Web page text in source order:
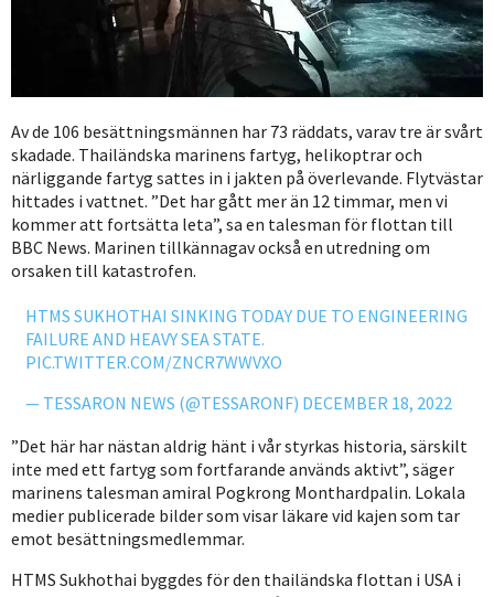
Av de 106 besättningsmännen har 73 räddats, varav tre är svårt
skadade. Thailändska marinens fartyg, helikoptrar och
närliggande fartyg sattes in i jakten på överlevande. Flytvästar
hittades i vattnet. ”Det har gått mer än 12 timmar, men vi
kommer att fortsätta leta”, sa en talesman för flottan till
BBC News. Marinen tillkännagav också en utredning om
orsaken till katastrofen.
HTMS SUKHOTHAI SINKING TODAY DUE TO ENGINEERING
FAILURE AND HEAVY SEA STATE.
PIC.TWITTER.COM/ZNCR7WWVXO
— TESSARON NEWS (@TESSARONF) DECEMBER 18, 2022
”Det här har nästan aldrig hänt i vår styrkas historia, särskilt
inte med ett fartyg som fortfarande används aktivt”, säger
marinens talesman amiral Pogkrong Monthardpalin. Lokala
medier publicerade bilder som visar läkare vid kajen som tar
emot besättningsmedlemmar.
HTMS Sukhothai byggdes för den thailändska flottan i USA i